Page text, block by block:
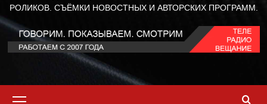
РОЛИКОВ. СЪЁМКИ НОВОСТНЫХ И АВТОРСКИХ ПРОГРАММ.